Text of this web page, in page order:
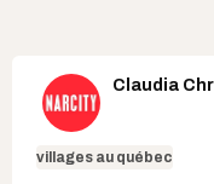
Claudia
villages au québec